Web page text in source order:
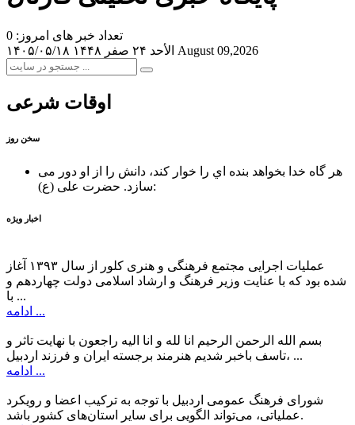
تعداد خبر های امروز: 0
۱۴۰۵/۰۵/۱۸
الأحد ۲۴ صفر ۱۴۴۸ August 09,2026
اوقات شرعی
سخن روز
هر گاه خدا بخواهد بنده اي را خوار كند، دانش را از او دور می
سازد.حضرت علی (ع):
اخبار ویژه
عملیات اجرایی مجتمع فرهنگی و هنری کلور از سال ۱۳۹۳ آغاز
شده بود که با عنایت وزیر فرهنگ و ارشاد اسلامی دولت چهاردهم و
با ...
ادامه ...
بسم الله الرحمن الرحیم انا لله و انا الیه راجعون با نهایت تاثر و
تاسف باخبر شدیم هنرمند برجسته ایران و فرزند اردبیل، ...
ادامه ...
شورای فرهنگ عمومی اردبیل با توجه به ترکیب اعضا و رویکرد
عملیاتی، می‌تواند الگویی برای سایر استان‌های کشور باشد.